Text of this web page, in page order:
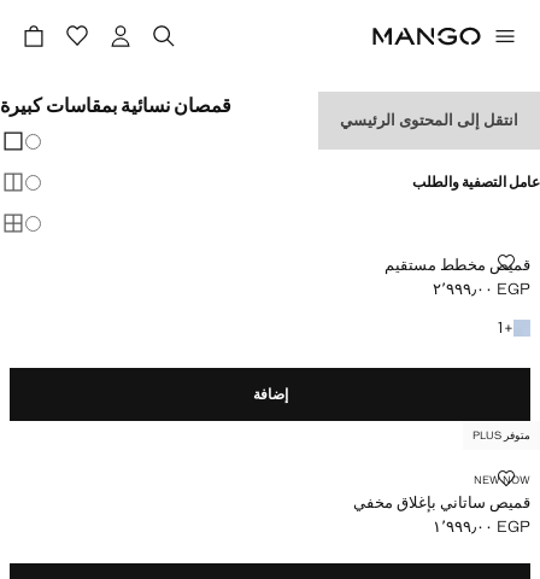
انتقل إلى المحتوى الرئيسي
قمصان نسائية بمقاسات كبيرة
عامل التصفية والطلب
قميص مخطط مستقيم
قميص مخطط مستقيم
السعر الحالي [EGP ٢٬٩٩٩٫٠٠ ]
EGP ٢٬٩٩٩٫٠٠
+
1
+ لون آخر
إضافة
متوفر PLUS
NEW NOW
قميص ساتاني بإغلاق مخفي
قميص ساتاني بإغلاق مخفي
السعر الحالي [EGP ١٬٩٩٩٫٠٠ ]
EGP ١٬٩٩٩٫٠٠